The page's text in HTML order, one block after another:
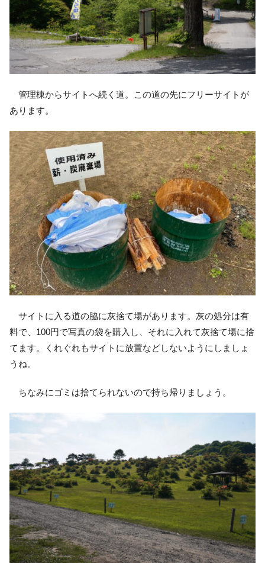
管理棟からサイトへ続く道。この道の先にフリーサイトが
あります。
サイトに入る道の脇に灰捨て場があります。灰の処分は有
料で、100円で写真の袋を購入し、それに入れて灰捨て場に捨
てます。くれぐれもサイトに放置などしないようにしましょ
うね。
ちなみにゴミは捨てられないので持ち帰りましょう。